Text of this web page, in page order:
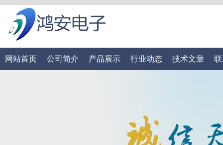
网站首页 公司简介 产品展示 行业动态 技术文章